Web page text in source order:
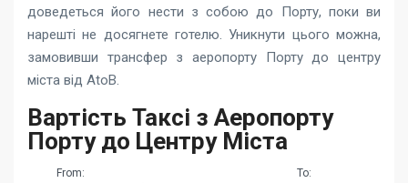
доведеться його нести з собою до Порту, поки ви
нарешті не досягнете готелю. Уникнути цього можна,
замовивши трансфер з аеропорту Порту до центру
міста від AtoB.
Вартість Таксі з Аеропорту
Порту до Центру Міста
From: To: